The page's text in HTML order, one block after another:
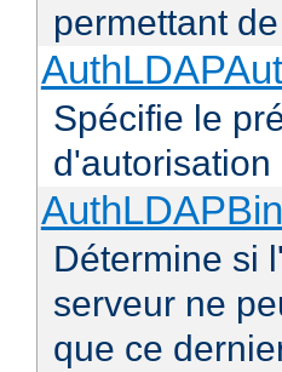
permettant
Spécifie le
d'autorisation
Détermine si
serveur ne
que ce